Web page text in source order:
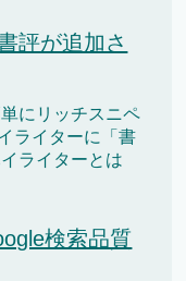
評が追加さ
にリッチスニペ
ライターに「書
ライターとは
検索品質